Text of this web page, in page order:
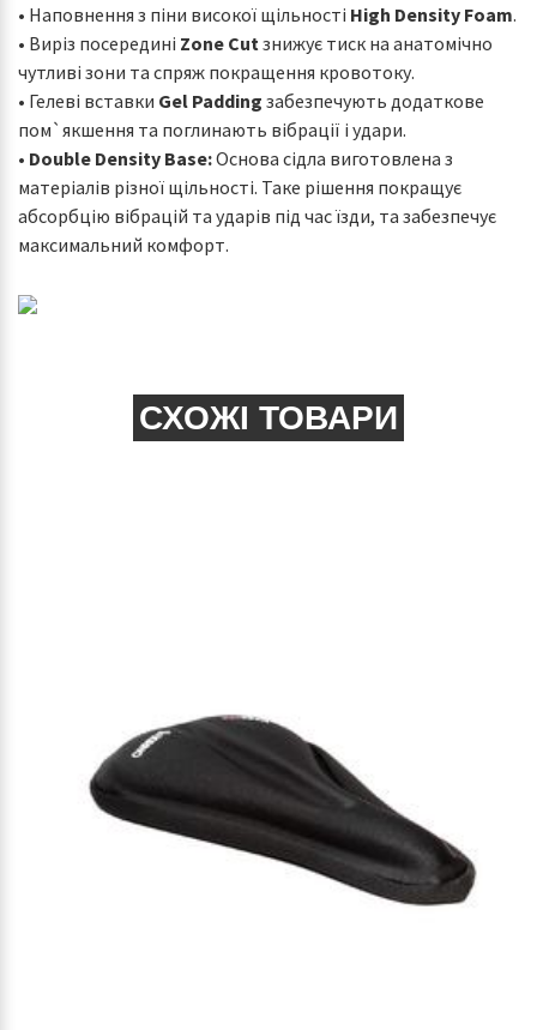
• Наповнення з піни високої щільності High Density Foam.
• Виріз посередині Zone Cutзнижує тиск на анатомічно
чутливі зони та спряж покращення кровотоку.
• Гелеві вставки Gel Padding забезпечують додаткове
пом`якшення та поглинають вібрації і удари.
• Double Density Base:Основа сідла виготовлена з
матеріалів різної щільності. Таке рішення покращує
абсорбцію вібрацій та ударів під час їзди, та забезпечує
максимальний комфорт.
СХОЖІ ТОВАРИ